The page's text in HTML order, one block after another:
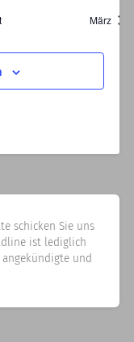
März
schicken Sie uns
ist lediglich
und